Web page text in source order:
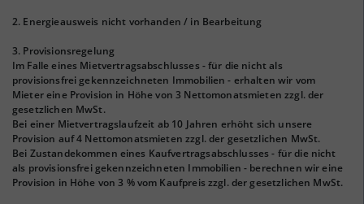
2. Energieausweis nicht vorhanden / in Bearbeitung
3. Provisionsregelung
Im Falle eines Mietvertragsabschlusses - für die nicht als
provisionsfrei gekennzeichneten Immobilien - erhalten wir vom
Mieter eine Provision in Höhe von 3 Nettomonatsmieten zzgl. der
gesetzlichen MwSt.
Bei einer Mietvertragslaufzeit ab 10 Jahren erhöht sich unsere
Provision auf 4 Nettomonatsmieten zzgl. der gesetzlichen MwSt.
Bei Zustandekommen eines Kaufvertragsabschlusses - für die nicht
als provisionsfrei gekennzeichneten Immobilien - berechnen wir eine
Provision in Höhe von 3 % vom Kaufpreis zzgl. der gesetzlichen MwSt.